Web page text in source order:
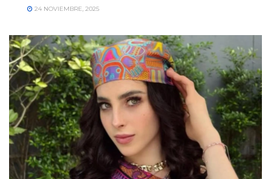
24 NOVIEMBRE, 2025